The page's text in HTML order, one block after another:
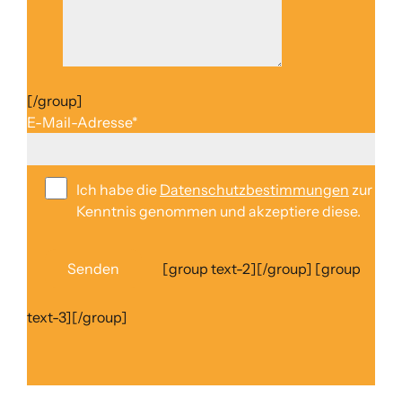
[/group]
E-Mail-Adresse*
Ich habe die Datenschutzbestimmungen zur
Kenntnis genommen und akzeptiere diese.
Senden [group text-2][/group] [group
text-3][/group]
dieses